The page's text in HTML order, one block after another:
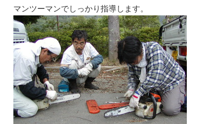
マンツーマンでしっかり指導します。